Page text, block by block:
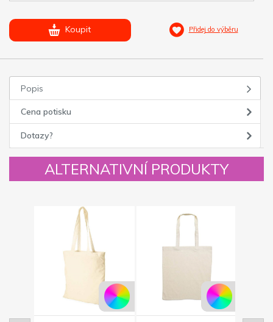
Koupit Přidej do výběru
Popis
Cena potisku
Dotazy?
ALTERNATIVNÍ PRODUKTY